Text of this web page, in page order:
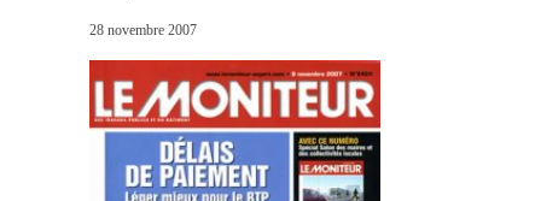
28 novembre 2007